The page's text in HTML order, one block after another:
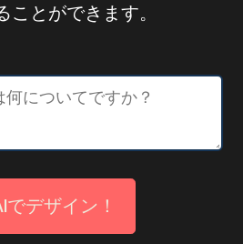
ことができます。
でデザイン！